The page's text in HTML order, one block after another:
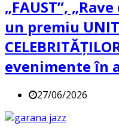
„FAUST”,
un premiu
evenimente în
27/06/2026